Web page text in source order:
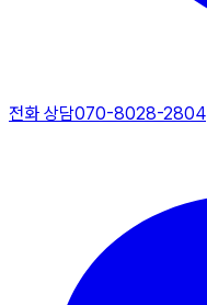
전화 상담070-8028-2804